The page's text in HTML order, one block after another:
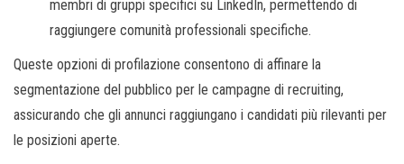
membri di gruppi specifici su LinkedIn, permettendo di
raggiungere comunità professionali specifiche.
Queste opzioni di profilazione consentono di affinare la
segmentazione del pubblico per le campagne di recruiting,
assicurando che gli annunci raggiungano i candidati più rilevanti per
le posizioni aperte.